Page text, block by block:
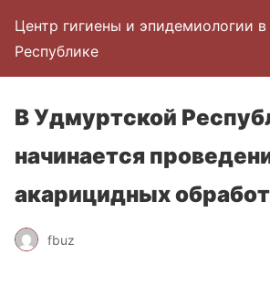
Центр гигиены и эпидемиологии
Республике
В Удмуртской
начинается
акарицидных
fbuz